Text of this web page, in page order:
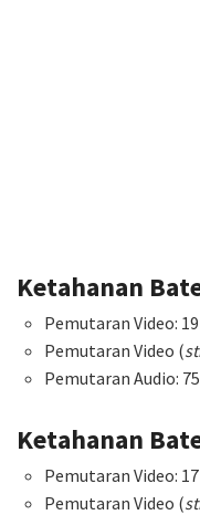
Ketahanan
Pemutaran Video:
Pemutaran Video (
Pemutaran Audio:
Ketahanan
Pemutaran Video:
Pemutaran Video (